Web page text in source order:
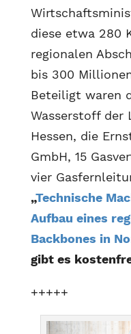
diese etwa 280
regionalen
bis 300
Beteiligt waren
Wasserstoff der
Hessen, die
GmbH, 15
vier
„Technische
Aufbau eines
Backbones in
gibt es
+++++